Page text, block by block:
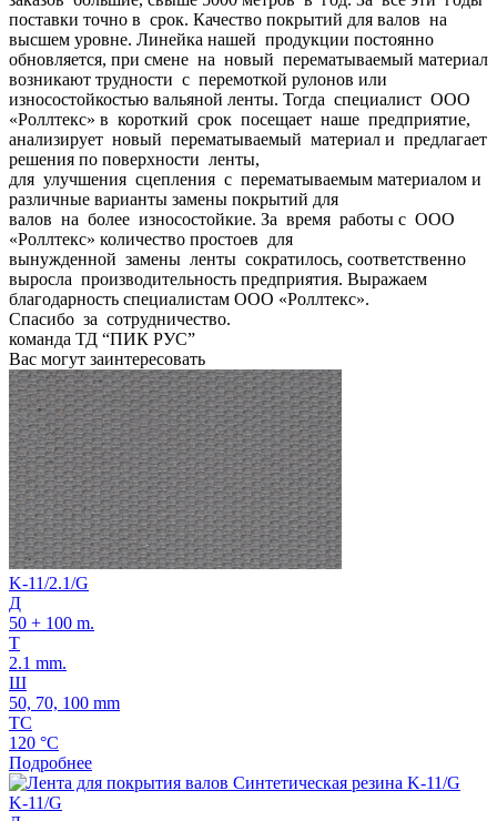
поставки точно в срок. Качество покрытий для валов на
высшем уровне. Линейка нашей продукции постоянно
обновляется, при смене на новый перематываемый материал
возникают трудности с перемоткой рулонов или
износостойкостью вальяной ленты. Тогда специалист ООО
«Роллтекс» в короткий срок посещает наше предприятие,
анализирует новый перематываемый материал и предлагает
решения по поверхности ленты,
для улучшения сцепления с перематываемым материалом и
различные варианты замены покрытий для
валов на более износостойкие. За время работы с ООО
«Роллтекс» количество простоев для
вынужденной замены ленты сократилось, соответственно
выросла производительность предприятия. Выражаем
благодарность специалистам ООО «Роллтекс».
Спасибо за сотрудничество.
команда ТД “ПИК РУС”
Вас могут заинтересовать
K-11/2.1/G
Д
50 + 100 m.
Т
2.1 mm.
Ш
50, 70, 100 mm
ТС
120 °C
Подробнее
K-11/G